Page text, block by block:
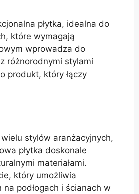
płytka, idealna do
które wymagają
wprowadza do
różnorodnymi stylami
produkt, który łączy
stylów aranżacyjnych,
płytka doskonale
materiałami.
który umożliwia
podłogach i ścianach w